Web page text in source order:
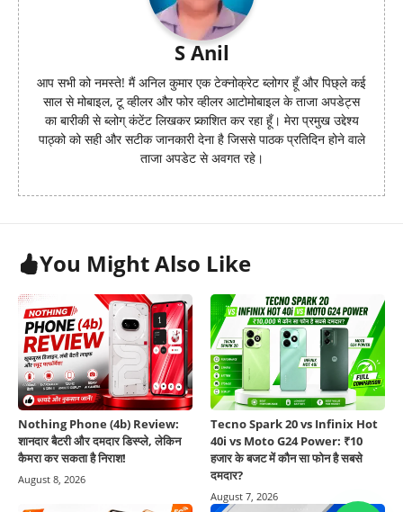
S Anil
आप सभी को नमस्ते! मैं अनिल कुमार एक टेक्नोक्रेट ब्लोगर हूँ और पिछ्ले कई
साल से मोबाइल, टू व्हीलर और फोर व्हीलर आटोमोबाइल के ताजा अपडेट्स
का बारीकी से ब्लोग् कंटेंट लिखकर प्र्काशित कर रहा हूँ। मेरा प्रमुख उद्देश्य
पाठ्को को सही और सटीक जानकारी देना है जिससे पाठक प्रतिदिन होने वाले
ताजा अपडेट से अवगत रहे।
You Might Also Like
Nothing Phone (4b) Review:
शानदार बैटरी और दमदार डिस्प्ले, लेकिन
कैमरा कर सकता है निराश!
August 8, 2026
Tecno Spark 20 vs Infinix Hot
40i vs Moto G24 Power: ₹10
हजार के बजट में कौन सा फोन है सबसे
दमदार?
August 7, 2026